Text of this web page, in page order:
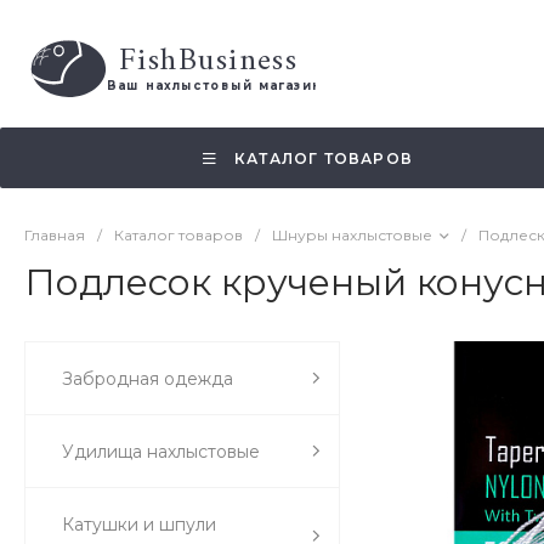
FishBusiness
Ваш нахлыстовый магазин
КАТАЛОГ ТОВАРОВ
Главная / Каталог товаров / Шнуры нахлыстовые /
Подлесок крученый
Забродная одежда
Удилища нахлыстовые
Катушки и шпули